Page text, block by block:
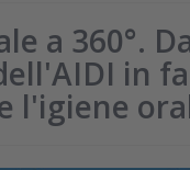
a 360°.
in
l'igiene